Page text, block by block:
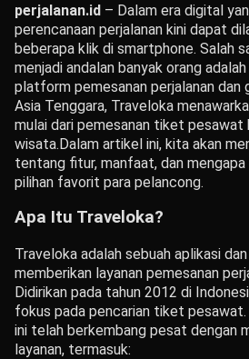
perjalanan.id – Dalam era digital
perencanaan perjalanan kini dapat
beberapa klik di smartphone. Salah
menjadi andalan banyak orang adalah
platform pemesanan perjalanan dan
Asia Tenggara, Traveloka
mulai dari pemesanan tiket pesawat
wisata.Dalam artikel ini, kita akan
tentang fitur, manfaat, dan
pilihan favorit para pelancong.
Apa Itu Traveloka?
Traveloka adalah sebuah aplikasi
memberikan layanan pemesanan
Didirikan pada tahun 2012 di
fokus pada pencarian tiket
ini telah berkembang pesat dengan
layanan, termasuk: